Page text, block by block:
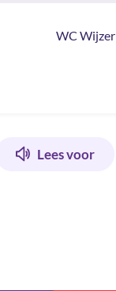
WC Wijzer
Lees voor